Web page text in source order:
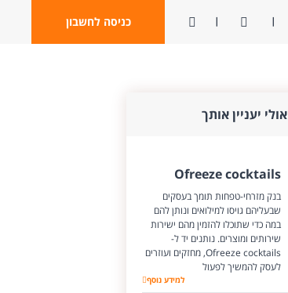
ניגודיות כניסה לחשבוןפתח חיפוש
אולי יעניין אותך
Ofreeze cocktails
בנק מזרחי-טפחות תומך בעסקים
שבעליהם גויסו למילואים ונותן להם
במה כדי שתוכלו להזמין מהם ישירות
שירותים ומוצרים. נותנים יד ל-
Ofreeze cocktails, מחזקים ועוזרים
לעסק להמשיך לפעול
Ofreeze cocktails
למידע נוסף